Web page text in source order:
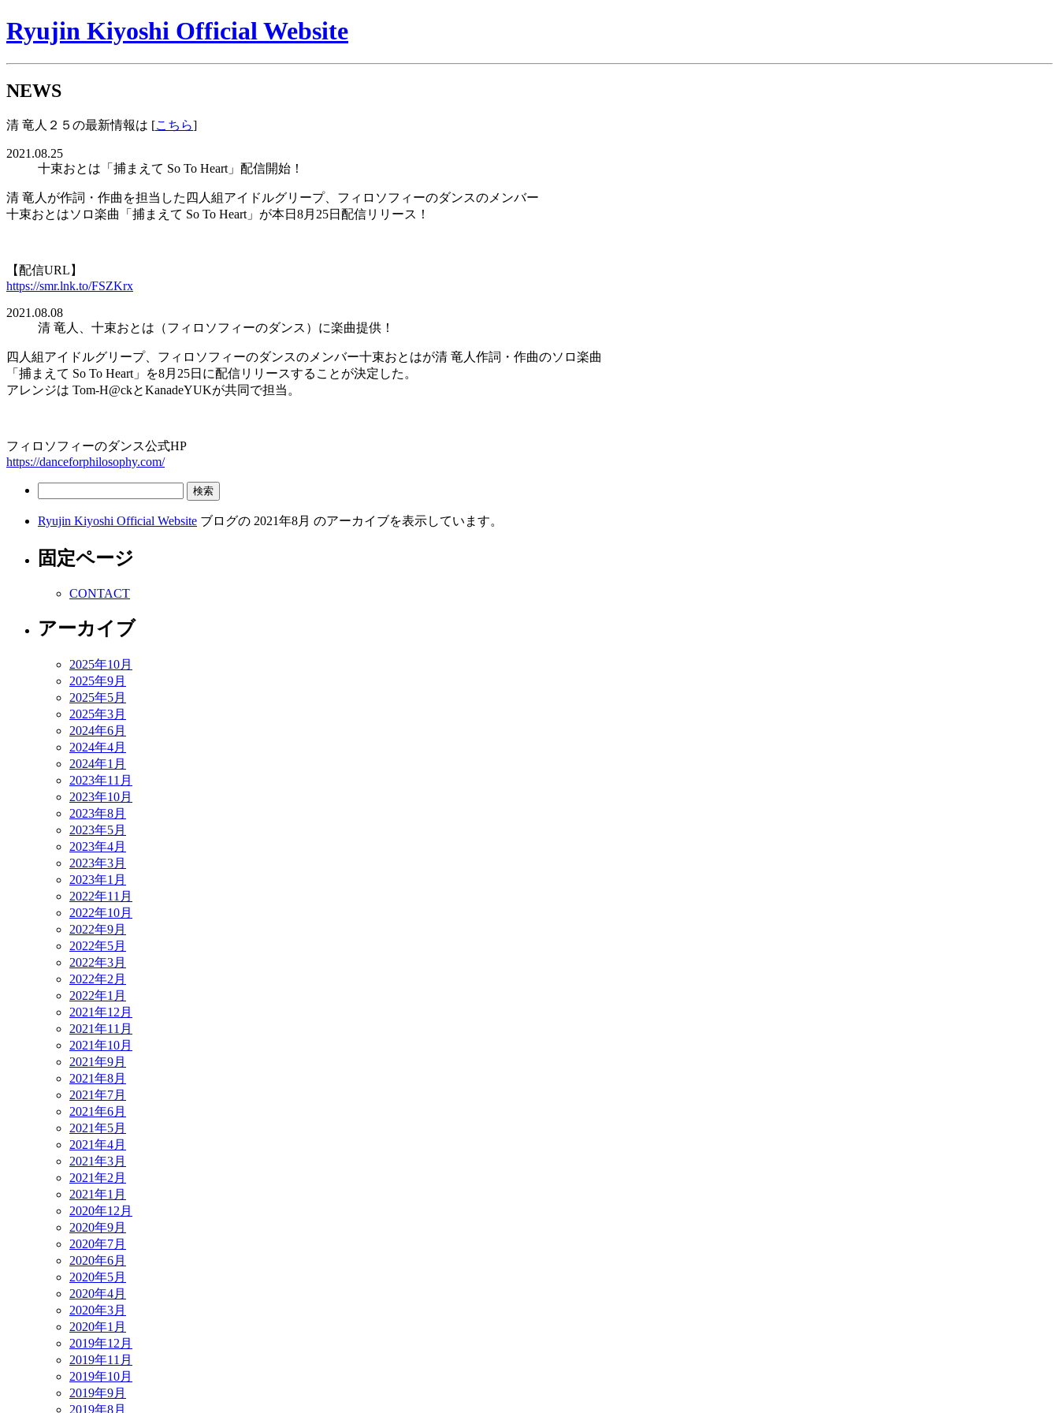
Ryujin Kiyoshi Official Website
NEWS
清 竜人２５の最新情報は [こちら]
2021.08.25
十束おとは「捕まえて So To Heart」配信開始！
清 竜人が作詞・作曲を担当した四人組アイドルグリープ、フィロソフィーのダンスのメンバー
十束おとはソロ楽曲「捕まえて So To Heart」が本日8月25日配信リリース！
【配信URL】
https://smr.lnk.to/FSZKrx
2021.08.08
清 竜人、十束おとは（フィロソフィーのダンス）に楽曲提供！
四人組アイドルグリープ、フィロソフィーのダンスのメンバー十束おとはが清 竜人作詞・作曲のソロ楽曲
「捕まえて So To Heart」を8月25日に配信リリースすることが決定した。
アレンジは Tom-H@ckとKanadeYUKが共同で担当。
フィロソフィーのダンス公式HP
https://danceforphilosophy.com/
Ryujin Kiyoshi Official Website ブログの 2021年8月 のアーカイブを表示しています。
固定ページ
CONTACT
アーカイブ
2025年10月
2025年9月
2025年5月
2025年3月
2024年6月
2024年4月
2024年1月
2023年11月
2023年10月
2023年8月
2023年5月
2023年4月
2023年3月
2023年1月
2022年11月
2022年10月
2022年9月
2022年5月
2022年3月
2022年2月
2022年1月
2021年12月
2021年11月
2021年10月
2021年9月
2021年8月
2021年7月
2021年6月
2021年5月
2021年4月
2021年3月
2021年2月
2021年1月
2020年12月
2020年9月
2020年7月
2020年6月
2020年5月
2020年4月
2020年3月
2020年1月
2019年12月
2019年11月
2019年10月
2019年9月
2019年8月